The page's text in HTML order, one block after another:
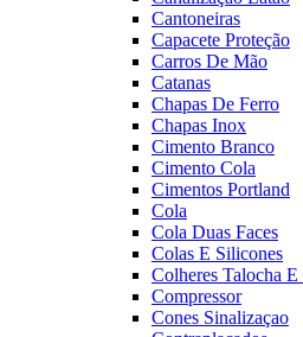
Cantoneiras
Capacete Proteção
Carros De Mão
Catanas
Chapas De Ferro
Chapas Inox
Cimento Branco
Cimento Cola
Cimentos Portland
Cola
Cola Duas Faces
Colas E Silicones
Colheres Talocha
Compressor
Cones Sinalizaçao